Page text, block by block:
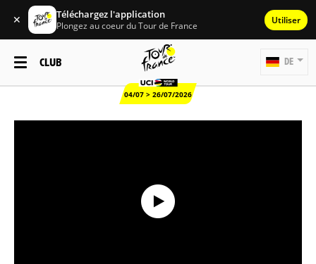
✕ Téléchargez l'application
Plongez au coeur du Tour de France Utiliser
CLUB
04/07 > 26/07/2026
DE